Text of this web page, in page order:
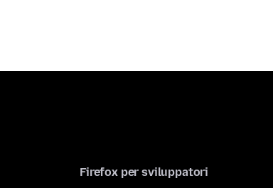
Firefox per sviluppatori